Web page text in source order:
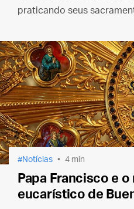
praticando seus
Notícias 4 min
Papa Francisco e o
eucarístico de